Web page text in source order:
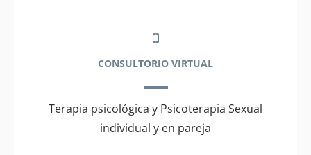
CONSULTORIO VIRTUAL
Terapia psicológica y Psicoterapia Sexual
individual y en pareja